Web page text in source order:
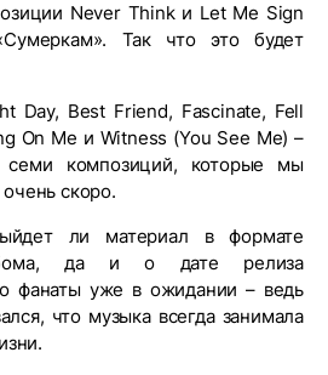
Never Think и Let Me Sign
Так что это будет
Day, Best Friend, Fascinate, Fell
On Me и Witness (You See Me) –
семи композиций, которые мы
скоро.
ли материал в формате
да и о дате релиза
фанаты уже в ожидании – ведь
что музыка всегда занимала